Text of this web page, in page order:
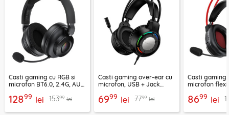
Casti gaming cu RGB si
microfon BT6.0, 2.4G, AUX
12899 lei 15399 lei
Casti gaming over-ear cu
microfon, USB + Jack
BO112
6999 lei 7799 lei
Casti gaming
microfon
8699 lei